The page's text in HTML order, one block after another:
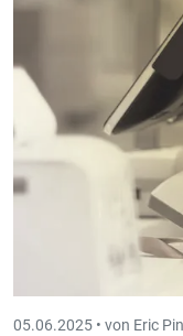
In der Upload-
05.06.2025 • von Eric